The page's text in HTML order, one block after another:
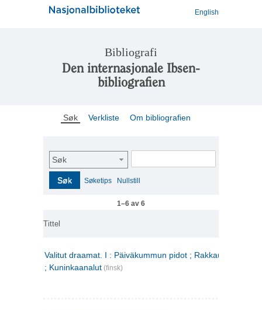
English
Bibliografi
Den internasjonale Ibsen-
bibliografien
Søk Verkliste Om bibliografien
Søk
Søk Søketips Nullstill
1–6 av 6
Tittel
Valitut draamat. I : Päiväkummun pidot ; Rakkauden
; Kuninkaanalut (finsk)